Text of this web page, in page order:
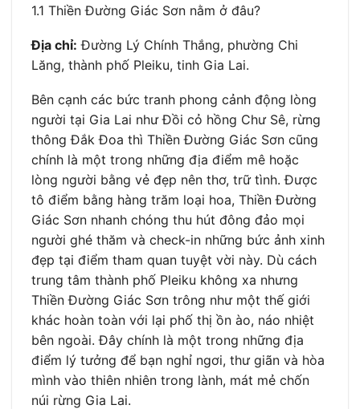
1.1 Thiền Đường Giác Sơn nằm ở đâu?
Địa chỉ: Đường Lý Chính Thắng, phường Chi
Lăng, thành phố Pleiku, tinh Gia Lai.
Bên cạnh các bức tranh phong cảnh động lòng
người tại Gia Lai như Đồi cỏ hồng Chư Sê, rừng
thông Đắk Đoa thì Thiền Đường Giác Sơn cũng
chính là một trong những địa điểm mê hoặc
lòng người bằng vẻ đẹp nên thơ, trữ tình. Được
tô điểm bằng hàng trăm loại hoa, Thiền Đường
Giác Sơn nhanh chóng thu hút đông đảo mọi
người ghé thăm và check-in những bức ảnh xinh
đẹp tại điểm tham quan tuyệt vời này. Dù cách
trung tâm thành phố Pleiku không xa nhưng
Thiền Đường Giác Sơn trông như một thế giới
khác hoàn toàn với lại phố thị ồn ào, náo nhiệt
bên ngoài. Đây chính là một trong những địa
điểm lý tưởng để bạn nghỉ ngơi, thư giãn và hòa
mình vào thiên nhiên trong lành, mát mẻ chốn
núi rừng Gia Lai.